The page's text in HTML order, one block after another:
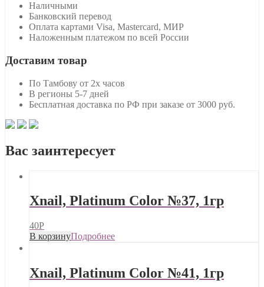
Наличными
Банковский перевод
Оплата картами Visa, Mastercard, МИР
Наложенным платежом по всей России
Доставим товар
По Тамбову от 2х часов
В регионы 5-7 дней
Бесплатная доставка по РФ при заказе от 3000 руб.
Вас заинтересует
Xnail, Platinum Color №37, 1гр
40Р
В корзинуПодробнее
Xnail, Platinum Color №41, 1гр